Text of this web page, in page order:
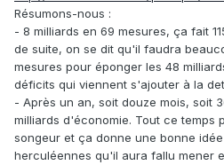
Résumons-nous :
- 8 milliards en 69 mesures, ça fait
de suite, on se dit qu'il faudra
mesures pour éponger les 48
déficits qui viennent s'ajouter à la
- Après un an, soit douze mois, soit
milliards d'économie. Tout ce temps
songeur et ça donne une bonne
herculéennes qu'il aura fallu mener